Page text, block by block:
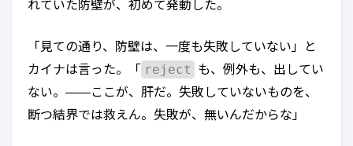
れていた防壁が、初めて発動した。
「見ての通り、防壁は、一度も失敗していない」と
カイナは言った。「
reject
も、例外も、出してい
ない。——ここが、肝だ。失敗していないものを、
断つ結界では救えん。失敗が、無いんだからな」